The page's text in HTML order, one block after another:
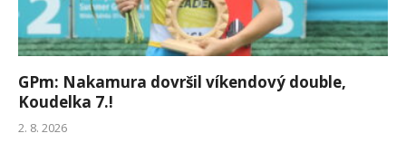
GPm: Nakamura dovršil víkendový double,
Koudelka 7.!
2. 8. 2026